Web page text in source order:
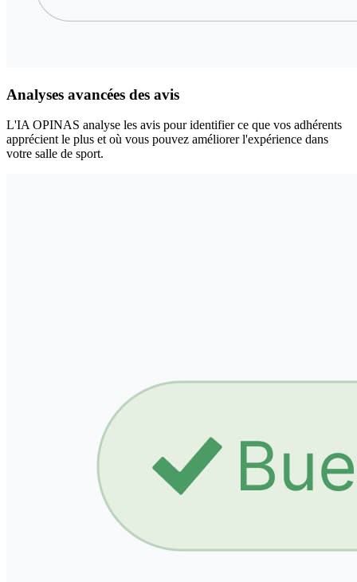
Analyses avancées des avis
L'IA OPINAS analyse les avis pour identifier ce que vos adhérents
apprécient le plus et où vous pouvez améliorer l'expérience dans
votre salle de sport.